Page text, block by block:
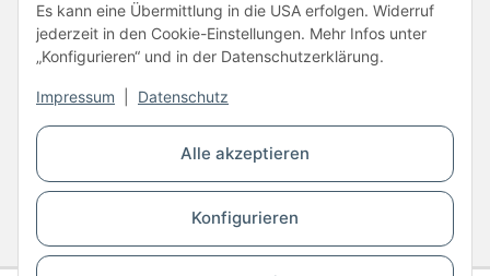
Alle akzeptieren
Konfigurieren
Es kann eine Übermittlung in die USA erfolgen. Widerruf
jederzeit in den Cookie-Einstellungen. Mehr Infos unter
„Konfigurieren“ und in der Datenschutzerklärung.
Impressum Datenschutz
Vertrag widerrufen
* Alle Preise inkl. gesetzlicher USt., zzgl.Versand
© Copyright © 2026 www.kartons24.de
BB-Verpackungen GmbH
- Brendelweg 167, 27755 Delmenhorst - Telefon:
+49 (0)4221 42165 30